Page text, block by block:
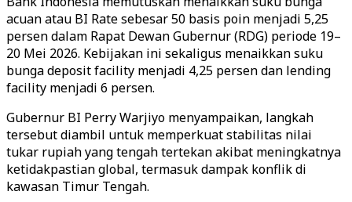
acuan atau BI Rate sebesar 50 basis poin menjadi 5,25
persen dalam Rapat Dewan Gubernur (RDG) periode 19–
20 Mei 2026. Kebijakan ini sekaligus menaikkan suku
bunga deposit facility menjadi 4,25 persen dan lending
facility menjadi 6 persen.
Gubernur BI Perry Warjiyo menyampaikan, langkah
tersebut diambil untuk memperkuat stabilitas nilai
tukar rupiah yang tengah tertekan akibat meningkatnya
ketidakpastian global, termasuk dampak konflik di
kawasan Timur Tengah.